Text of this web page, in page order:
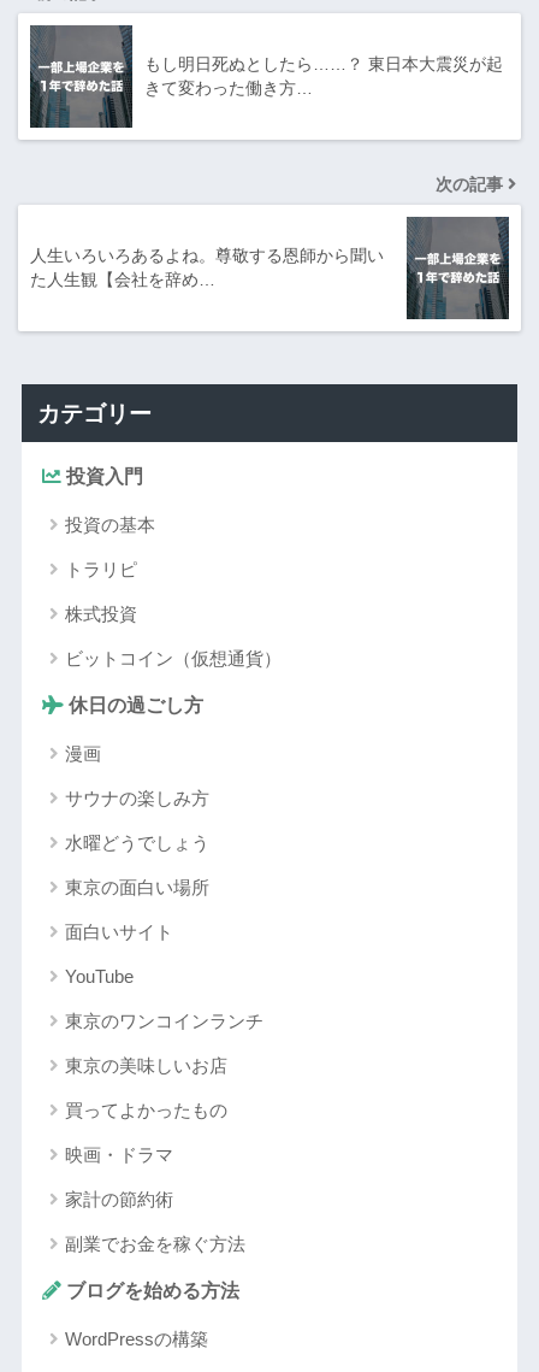
もし明日死ぬとしたら……？ 東日本大震災が起
きて変わった働き方…
次の記事
人生いろいろあるよね。尊敬する恩師から聞い
た人生観【会社を辞め…
カテゴリー
投資入門
投資の基本
トラリピ
株式投資
ビットコイン（仮想通貨）
休日の過ごし方
漫画
サウナの楽しみ方
水曜どうでしょう
東京の面白い場所
面白いサイト
YouTube
東京のワンコインランチ
東京の美味しいお店
買ってよかったもの
映画・ドラマ
家計の節約術
副業でお金を稼ぐ方法
ブログを始める方法
WordPressの構築